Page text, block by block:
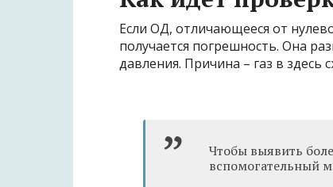
Если ОД, отличающееся от
получается погрешность. Она
давления. Причина – газ в здесь
Чтобы выявить
вспомогательный